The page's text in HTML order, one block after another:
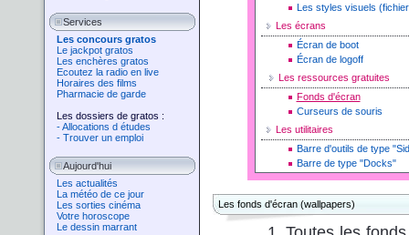
Services
Les concours gratos
Le jackpot gratos
Les enchères gratos
Ecoutez la radio en live
Horaires des films
Pharmacie de garde
Les dossiers de gratos :
- Allocations d études
- Trouver un emploi
Aujourd'hui
Les actualités
La météo de ce jour
Les sorties cinéma
Votre horoscope
Le dessin marrant
Les styles visuels
Les écrans
Écran de boot
Écran de logoff
Les ressources gratuites
Fonds d'écran
Curseurs de souris
Les utilitaires
Barre d'outils de type
Barre de type "Docks"
Les fonds d'écran (wallpapers)